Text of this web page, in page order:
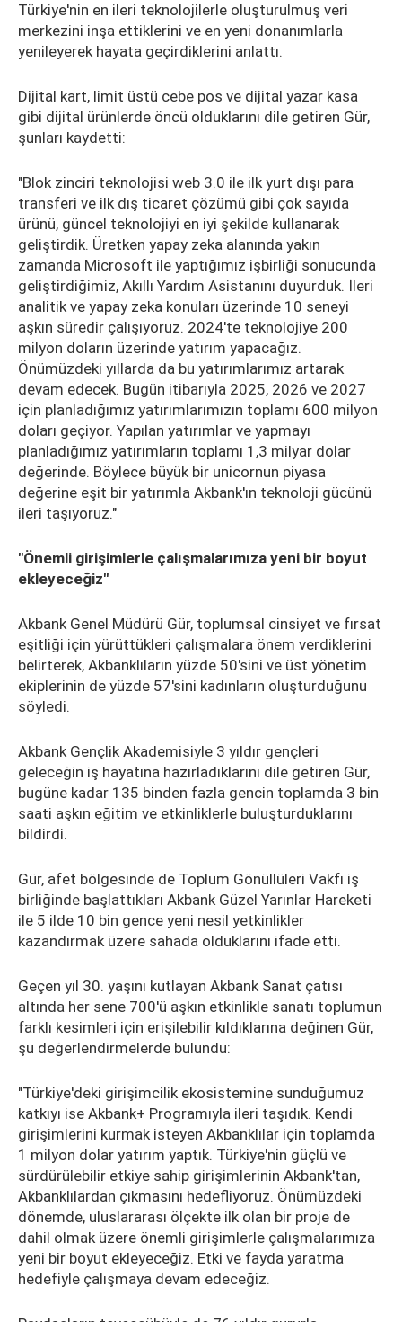
Türkiye'nin en ileri teknolojilerle oluşturulmuş veri
merkezini inşa ettiklerini ve en yeni donanımlarla
yenileyerek hayata geçirdiklerini anlattı.
Dijital kart, limit üstü cebe pos ve dijital yazar kasa
gibi dijital ürünlerde öncü olduklarını dile getiren Gür,
şunları kaydetti:
"Blok zinciri teknolojisi web 3.0 ile ilk yurt dışı para
transferi ve ilk dış ticaret çözümü gibi çok sayıda
ürünü, güncel teknolojiyi en iyi şekilde kullanarak
geliştirdik. Üretken yapay zeka alanında yakın
zamanda Microsoft ile yaptığımız işbirliği sonucunda
geliştirdiğimiz, Akıllı Yardım Asistanını duyurduk. İleri
analitik ve yapay zeka konuları üzerinde 10 seneyi
aşkın süredir çalışıyoruz. 2024'te teknolojiye 200
milyon doların üzerinde yatırım yapacağız.
Önümüzdeki yıllarda da bu yatırımlarımız artarak
devam edecek. Bugün itibarıyla 2025, 2026 ve 2027
için planladığımız yatırımlarımızın toplamı 600 milyon
doları geçiyor. Yapılan yatırımlar ve yapmayı
planladığımız yatırımların toplamı 1,3 milyar dolar
değerinde. Böylece büyük bir unicornun piyasa
değerine eşit bir yatırımla Akbank'ın teknoloji gücünü
ileri taşıyoruz."
"Önemli girişimlerle çalışmalarımıza yeni bir boyut
ekleyeceğiz"
Akbank Genel Müdürü Gür, toplumsal cinsiyet ve fırsat
eşitliği için yürüttükleri çalışmalara önem verdiklerini
belirterek, Akbanklıların yüzde 50'sini ve üst yönetim
ekiplerinin de yüzde 57'sini kadınların oluşturduğunu
söyledi.
Akbank Gençlik Akademisiyle 3 yıldır gençleri
geleceğin iş hayatına hazırladıklarını dile getiren Gür,
bugüne kadar 135 binden fazla gencin toplamda 3 bin
saati aşkın eğitim ve etkinliklerle buluşturduklarını
bildirdi.
Gür, afet bölgesinde de Toplum Gönüllüleri Vakfı iş
birliğinde başlattıkları Akbank Güzel Yarınlar Hareketi
ile 5 ilde 10 bin gence yeni nesil yetkinlikler
kazandırmak üzere sahada olduklarını ifade etti.
Geçen yıl 30. yaşını kutlayan Akbank Sanat çatısı
altında her sene 700'ü aşkın etkinlikle sanatı toplumun
farklı kesimleri için erişilebilir kıldıklarına değinen Gür,
şu değerlendirmelerde bulundu:
"Türkiye'deki girişimcilik ekosistemine sunduğumuz
katkıyı ise Akbank+ Programıyla ileri taşıdık. Kendi
girişimlerini kurmak isteyen Akbanklılar için toplamda
1 milyon dolar yatırım yaptık. Türkiye'nin güçlü ve
sürdürülebilir etkiye sahip girişimlerinin Akbank'tan,
Akbanklılardan çıkmasını hedefliyoruz. Önümüzdeki
dönemde, uluslararası ölçekte ilk olan bir proje de
dahil olmak üzere önemli girişimlerle çalışmalarımıza
yeni bir boyut ekleyeceğiz. Etki ve fayda yaratma
hedefiyle çalışmaya devam edeceğiz.